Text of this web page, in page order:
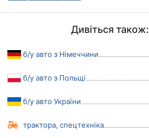
Дивіться також:
б/у авто з Німеччини
б/у авто з Польщі
б/у авто України
трактора, спецтехніка